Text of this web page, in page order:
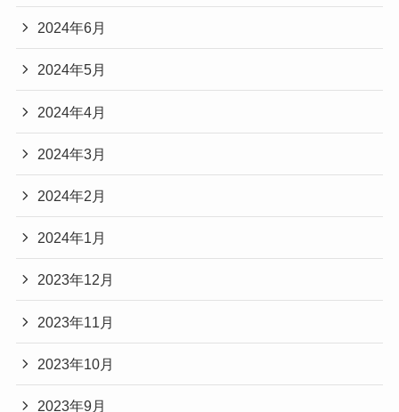
2024年6月
2024年5月
2024年4月
2024年3月
2024年2月
2024年1月
2023年12月
2023年11月
2023年10月
2023年9月